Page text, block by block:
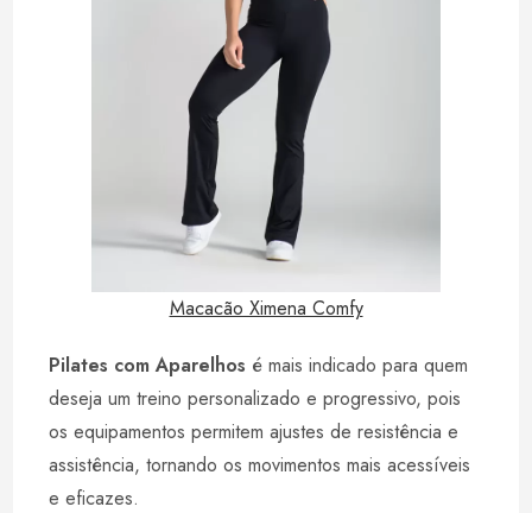
Macacão Ximena Comfy
Pilates com Aparelhos é mais indicado para quem
deseja um treino personalizado e progressivo, pois
os equipamentos permitem ajustes de resistência e
assistência, tornando os movimentos mais acessíveis
e eficazes.